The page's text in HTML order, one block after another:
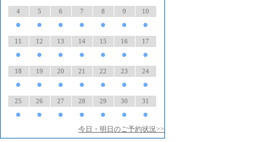
4
●
5
●
6
●
7
●
8
●
9
●
10
●
11
●
12
●
13
●
14
●
15
●
16
●
17
●
18
●
19
●
20
●
21
●
22
●
23
●
24
●
25
●
26
●
27
●
28
●
29
●
30
●
31
●
今日・明日のご予約状況>>